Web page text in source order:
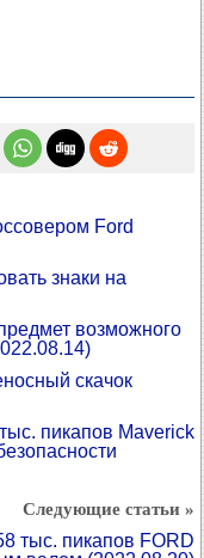
Ford
знаки на
возможного
скачок
пикапов Maverick
Следующие статьи »
тыс. пикапов FORD